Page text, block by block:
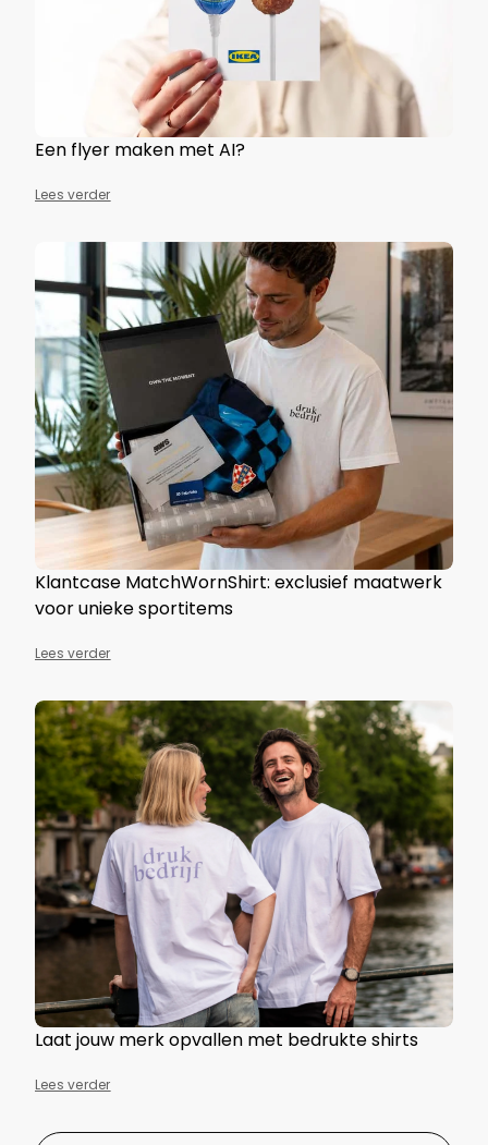
Een flyer maken met AI?
Lees verder
Klantcase MatchWornShirt: exclusief maatwerk
voor unieke sportitems
Lees verder
Laat jouw merk opvallen met bedrukte shirts
Lees verder